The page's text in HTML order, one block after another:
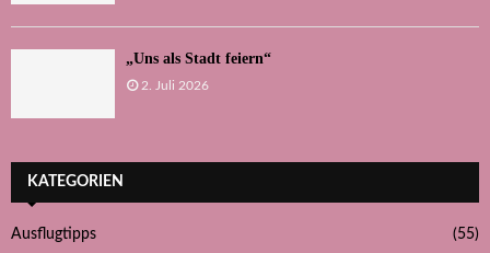
„Uns als Stadt feiern“
2. Juli 2026
KATEGORIEN
Ausflugtipps (55)